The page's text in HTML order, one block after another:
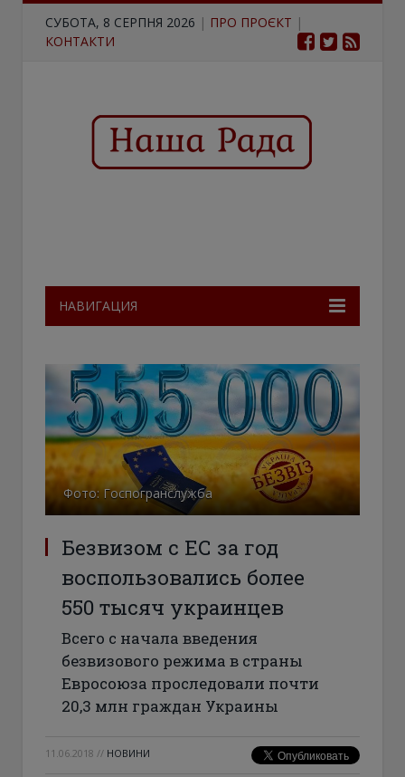
СУБОТА, 8 СЕРПНЯ 2026 | ПРО ПРОЄКТ |
КОНТАКТИ
НАВИГАЦИЯ
Фото: Госпогранслужба
Безвизом с ЕС за год
воспользовались более
550 тысяч украинцев
Всего с начала введения
безвизового режима в страны
Евросоюза проследовали почти
20,3 млн граждан Украины
11.06.2018 // НОВИНИ